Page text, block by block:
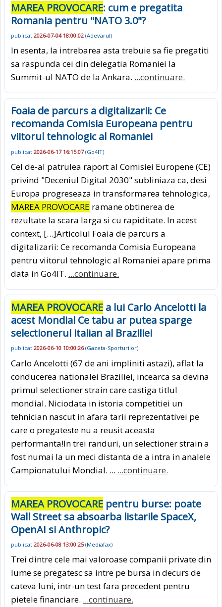
MAREA PROVOCARE: cum e pregatita
Romania pentru "NATO 3.0"?
publicat 2026-07-04 18:00:02 (Adevarul)
In esenta, la intrebarea asta trebuie sa fie pregatiti
sa raspunda cei din delegatia Romaniei la
Summit-ul NATO de la Ankara. ...continuare.
Foaia de parcurs a digitalizarii: Ce
recomanda Comisia Europeana pentru
viitorul tehnologic al Romaniei
publicat 2026-06-17 16:15:07(Go4IT)
Cel de-al patrulea raport al Comisiei Europene (CE)
privind "Deceniul Digital 2030" subliniaza ca, desi
Europa progreseaza in transformarea tehnologica,
MAREA PROVOCARE ramane obtinerea de
rezultate la scara larga si cu rapiditate. In acest
context, […]Articolul Foaia de parcurs a
digitalizarii: Ce recomanda Comisia Europeana
pentru viitorul tehnologic al Romaniei apare prima
data in Go4IT. ...continuare.
MAREA PROVOCARE a lui Carlo Ancelotti la
acest Mondial Ce tabu ar putea sparge
selectionerul italian al Braziliei
publicat 2026-06-10 10:00:26(Gazeta-Sporturilor)
Carlo Ancelotti (67 de ani impliniti astazi), aflat la
conducerea nationalei Braziliei, incearca sa devina
primul selectioner strain care castiga titlul
mondial. Niciodata in istoria competitiei un
tehnician nascut in afara tarii reprezentativei pe
care o pregateste nu a reusit aceasta
performanta!In trei randuri, un selectioner strain a
fost numai la un meci distanta de a intra in analele
Campionatului Mondial. ... ...continuare.
MAREA PROVOCARE pentru burse: poate
Wall Street sa absoarba listarile SpaceX,
OpenAI si Anthropic?
publicat 2026-06-08 13:00:25(Mediafax)
Trei dintre cele mai valoroase companii private din
lume se pregatesc sa intre pe bursa in decurs de
cateva luni, intr-un test fara precedent pentru
pietele financiare. ...continuare.